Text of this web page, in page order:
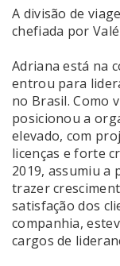
A divisão de
chefiada por
Adriana está na
entrou para
no Brasil. Como
posicionou a
elevado, com
licenças e forte
2019, assumiu a
trazer
satisfação dos
companhia,
cargos de